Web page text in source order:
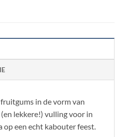
in de vorm van
lekkere!) vulling voor in
een echt kabouter feest.